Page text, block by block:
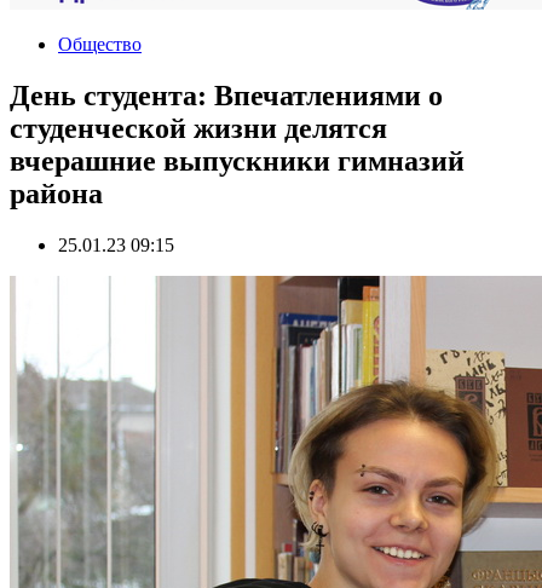
Общество
День студента: Впечатлениями о
студенческой жизни делятся
вчерашние выпускники гимназий
района
25.01.23 09:15